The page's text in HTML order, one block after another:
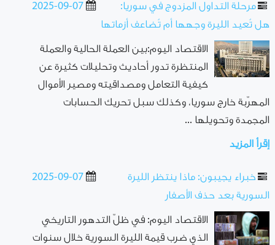
2025-09-07
مرحلة التداول المزدوج في سوريا:
هل تُعيد الليرة وجهها أم تُضاعف أزماتها
الاقتصاد اليوم:بين العملة الحالية والعملة
المنتظرة تدور أحاديث وتحليلات كثيرة عن
كيفية التعامل ومصداقيته ومصير الأموال
المهرّبة خارج سوريا، وكذلك سبل تحريك الحسابات
المجمدة وتحويلها ...
إقرأ المزيد
2025-09-07
خبراء يجيبون: ماذا ينتظر الليرة
السورية بعد حذف الأصفار
الاقتصاد اليوم: في ظلّ التدهور التاريخي
الذي ضرب قيمة الليرة السورية خلال سنوات